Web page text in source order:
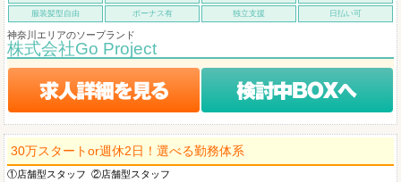
服装髪型自由 ボーナス有 独立支援 日払い可
神奈川エリアのソープランド
株式会社Go Project
30万スタートor週休2日！選べる勤務体系
①店舗型スタッフ ②店舗型スタッフ